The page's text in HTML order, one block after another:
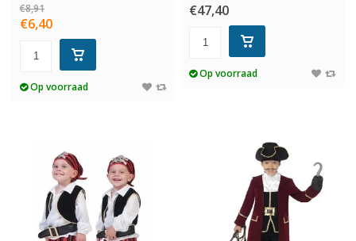
€8,91
€6,40
Op voorraad
€47,40
Op voorraad